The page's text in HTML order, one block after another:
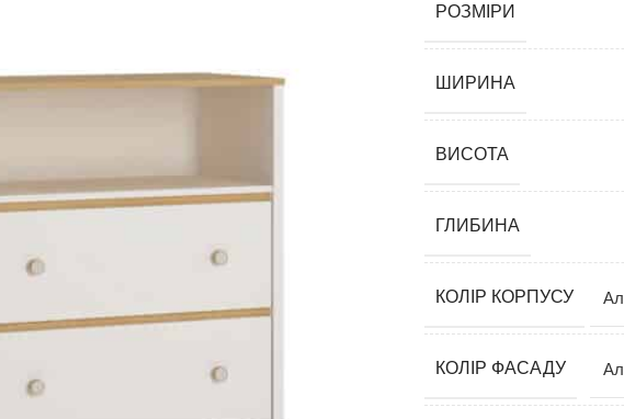
РОЗМІРИ
ШИРИНА
ВИСОТА
ГЛИБИНА
КОЛІР КОРПУСУ
КОЛІР ФАСАДУ